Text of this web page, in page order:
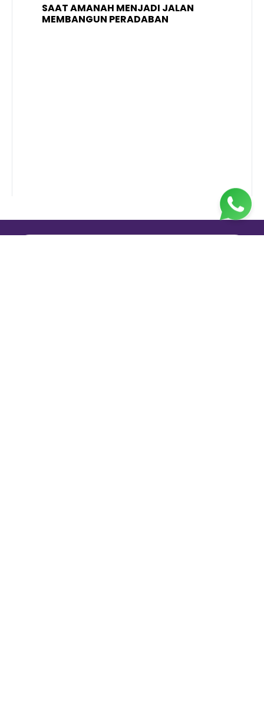
SAAT AMANAH MENJADI JALAN
MEMBANGUN PERADABAN